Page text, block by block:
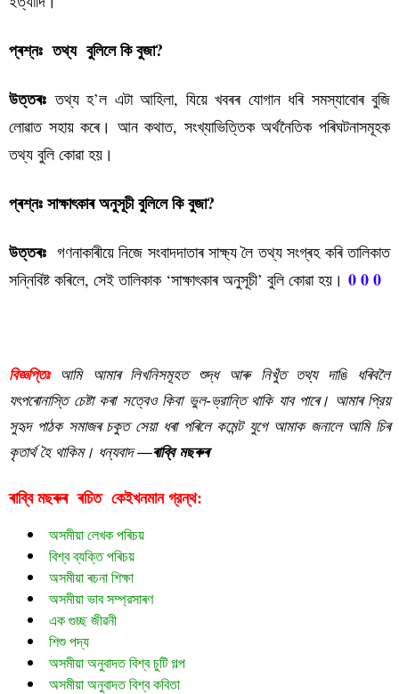
প্ৰশ্নঃ তথ্য বুলিলে কি বুজা?
উত্তৰঃ তথ্য হ’ল এটা আহিলা, যিয়ে খবৰৰ যোগান ধৰি সমস্যাবোৰ বুজি
লোৱাত সহায় কৰে। আন কথাত, সংখ্যাভিত্তিক অৰ্থনৈতিক পৰিঘটনাসমূহক
তথ্য বুলি কোৱা হয়।
প্ৰশ্নঃ সাক্ষাৎকাৰ অনুসূচী বুলিলে কি বুজা?
উত্তৰঃ গণনাকাৰীয়ে নিজে সংবাদদাতাৰ সাক্ষ্য লৈ তথ্য সংগ্ৰহ কৰি তালিকাত
সন্নিবিষ্ট কৰিলে, সেই তালিকাক ‘সাক্ষাৎকাৰ অনুসূচী’ বুলি কোৱা হয়। 0 0 0
বিজ্ঞপ্তিঃআমি আমাৰ লিখনিসমূহত শুদ্ধ আৰু নিখুঁত তথ্য দাঙি ধৰিবলৈ
যৎপৰোনাস্তি চেষ্টা কৰা সত্বেও কিবা ভুল-ভ্রান্তি থাকি যাব পাৰে। আমাৰ প্রিয়
সুহৃদ পাঠক সমাজৰ চকুত সেয়া ধৰা পৰিলে কমেন্ট যুগে আমাক জনালে আমি চিৰ
কৃতাৰ্থ হৈ থাকিম। ধন্যবাদ —ৰাব্বি মছৰুৰ
ৰাব্বি মছৰুৰ  ৰচিত কেইখনমান গ্রন্থ:
অসমীয়া লেখক পৰিচয়
বিশ্ব ব্যক্তি পৰিচয়
অসমীয়া ৰচনা শিক্ষা
অসমীয়া ভাব সম্প্রসাৰণ
এক গুচ্ছ জীৱনী
শিশু পদ্য
অসমীয়া অনুবাদত বিশ্ব চুটি গল্প
অসমীয়া অনুবাদত বিশ্ব কবিতা